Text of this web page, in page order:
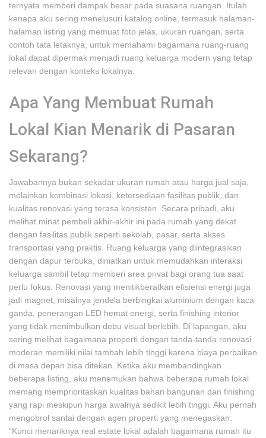
ternyata memberi dampak besar pada suasana ruangan. Itulah
kenapa aku sering menelusuri katalog online, termasuk halaman-
halaman listing yang memuat foto jelas, ukuran ruangan, serta
contoh tata letaknya, untuk memahami bagaimana ruang-ruang
lokal dapat dipermak menjadi ruang keluarga modern yang tetap
relevan dengan konteks lokalnya.
Apa Yang Membuat Rumah
Lokal Kian Menarik di Pasaran
Sekarang?
Jawabannya bukan sekadar ukuran rumah atau harga jual saja,
melainkan kombinasi lokasi, ketersediaan fasilitas publik, dan
kualitas renovasi yang terasa konsisten. Secara pribadi, aku
melihat minat pembeli akhir-akhir ini pada rumah yang dekat
dengan fasilitas publik seperti sekolah, pasar, serta akses
transportasi yang praktis. Ruang keluarga yang diintegrasikan
dengan dapur terbuka, diniatkan untuk memudahkan interaksi
keluarga sambil tetap memberi area privat bagi orang tua saat
perlu fokus. Renovasi yang menitikberatkan efisiensi energi juga
jadi magnet, misalnya jendela berbingkai aluminium dengan kaca
ganda, penerangan LED hemat energi, serta finishing interior
yang tidak menimbulkan debu visual berlebih. Di lapangan, aku
sering melihat bagaimana properti dengan tanda-tanda renovasi
moderan memiliki nilai tambah lebih tinggi karena biaya perbaikan
di masa depan bisa ditekan. Ketika aku membandingkan
beberapa listing, aku menemukan bahwa beberapa rumah lokal
memang memprioritaskan kualitas bahan bangunan dan finishing
yang rapi meskipun harga awalnya sedikit lebih tinggi. Aku pernah
mengobrol santai dengan agen properti yang menegaskan:
“Kunci menariknya real estate lokal adalah bagaimana rumah itu